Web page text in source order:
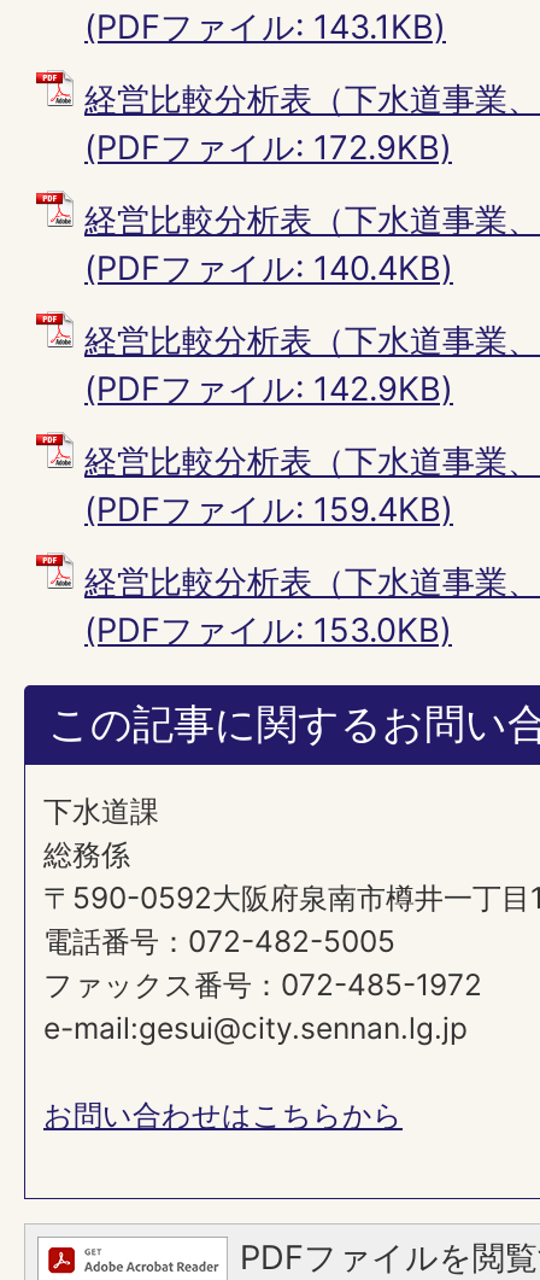
(PDFファイル: 143.1KB)
経営比較分析表（下水道事業
(PDFファイル: 172.9KB)
経営比較分析表（下水道事業
(PDFファイル: 140.4KB)
経営比較分析表（下水道事業
(PDFファイル: 142.9KB)
経営比較分析表（下水道事業
(PDFファイル: 159.4KB)
経営比較分析表（下水道事業
(PDFファイル: 153.0KB)
この記事に関するお問い
下水道課
総務係
〒590-0592大阪府泉南市樽井一丁目
電話番号：072-482-5005
ファックス番号：072-485-1972
e-mail:gesui@city.sennan.lg.jp
お問い合わせはこちらから
PDFファイルを閲